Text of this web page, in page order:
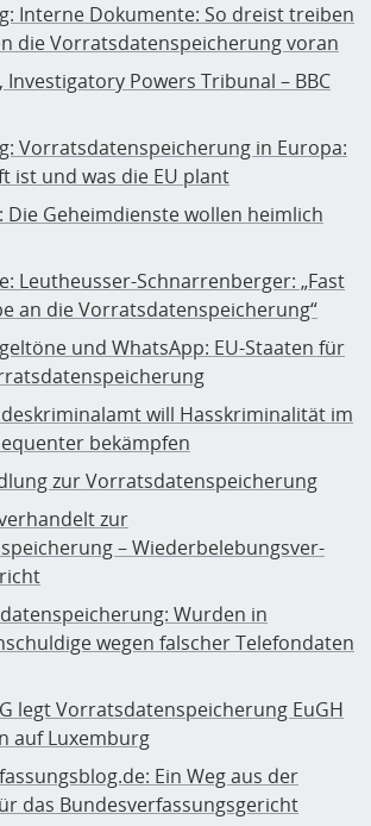
Interne Dokumente: So dreist treiben
die Vorratsdatenspeicherung voran
Investigatory Powers Tribunal – BBC
Vorratsdatenspeicherung in Europa:
ist und was die EU plant
Die Geheimdienste wollen heimlich
Leutheusser-Schnarrenberger: „Fast
an die Vorratsdatenspeicherung“
und WhatsApp: EU-Staaten für
will Hasskriminalität im
bekämpfen
zur Vorratsdatenspeicherung
zur
– Wie­der­be­le­bungs­ver­
Wurden in
wegen falscher Telefondaten
legt Vorratsdatenspeicherung EuGH
auf Lux­em­burg
Ein Weg aus der
das Bundesverfassungsgericht